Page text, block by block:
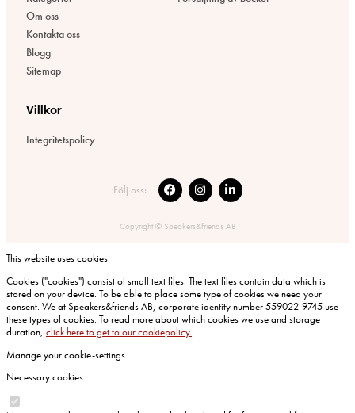
Om oss
Kontakta oss
Blogg
Sitemap
Villkor
Integritetspolicy
Copyright © Speakers&friends AB
Följ oss:
This website uses cookies
Cookies ("cookies") consist of small text files. The text files contain data which is
stored on your device. To be able to place some type of cookies we need your
consent. We at Speakers&friends AB, corporate identity number 559022-9745 use
these types of cookies. To read more about which cookies we use and storage
duration, click here to get to our cookiepolicy.
Manage your cookie-settings
Necessary cookies